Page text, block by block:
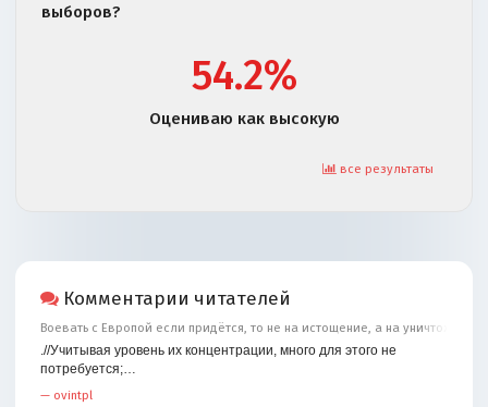
выборов?
54.2%
Оцениваю как высокую
все результаты
Комментарии читателей
Воевать с Европой если придётся, то не на истощение, а на уничтожение
.//Учитывая уровень их концентрации, много для этого не
потребуется;…
— ovintpl